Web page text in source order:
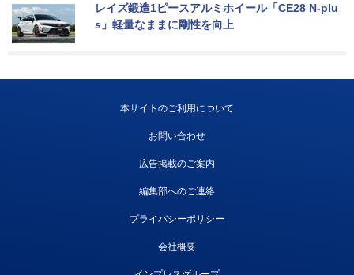
レイズ鍛造1ピースアルミホイール「CE28 N-plu
s」軽量なままに剛性を向上
本サイトのご利用について
お問い合わせ
広告掲載のご案内
編集部へのご連絡
プライバシーポリシー
会社概要